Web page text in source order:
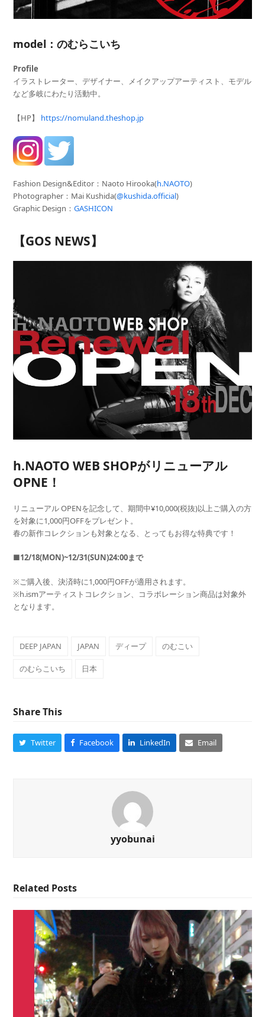
model：のむらこいち
Profile
イラストレーター、デザイナー、メイクアップアーティスト、モデル
など多岐にわたり活動中。
【HP】 https://nomuland.theshop.jp
Fashion Design&Editor：Naoto Hirooka(h.NAOTO)
Photographer ：Mai Kushida(@kushida.official)
Graphic Design：GASHICON
【GOS NEWS】
h.NAOTO WEB SHOPがリニューアル
OPNE！
リニューアル OPENを記念して、期間中¥10,000(税抜)以上ご購入の方
を対象に1,000円OFFをプレゼント。
春の新作コレクションも対象となる、とってもお得な特典です！
■12/18(MON)~12/31(SUN)24:00まで
※ご購入後、決済時に1,000円OFFが適用されます。
※h.ismアーティストコレクション、コラボレーション商品は対象外
となります。
DEEP JAPAN JAPAN ディープ のむこい
のむらこいち 日本
Share This
Twitter Facebook LinkedIn Email
yyobunai
Related Posts